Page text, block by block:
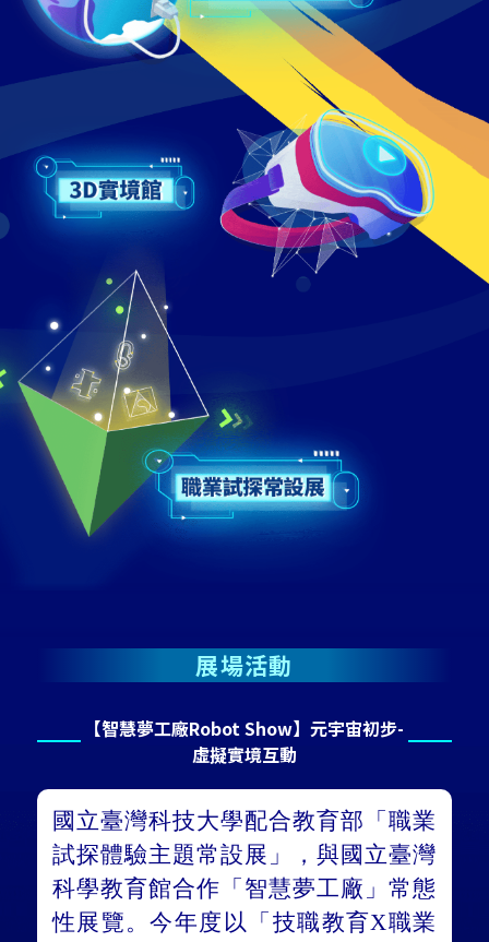
展場活動
【智慧夢工廠Robot Show】元宇宙初步-
虛擬實境互動
國立臺灣科技大學配合教育部「職業
試探體驗主題常設展」，與國立臺灣
科學教育館合作「智慧夢工廠」常態
性展覽。今年度以「技職教育X職業